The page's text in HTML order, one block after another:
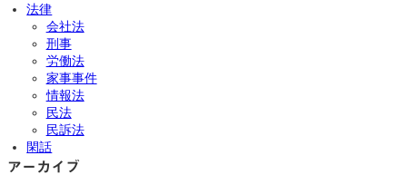
法律
会社法
刑事
労働法
家事事件
情報法
民法
民訴法
閑話
アーカイブ